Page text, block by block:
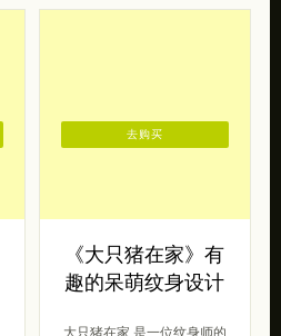
《大只猪在家》有
可爱设计，包括纹身贴纸，
亚克力徽章以及地垫，包包
等等。更多纹 […]
去购买